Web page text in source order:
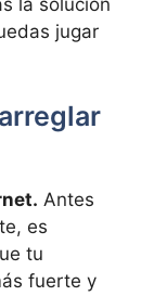
jugar
Antes
es
tu
fuerte y